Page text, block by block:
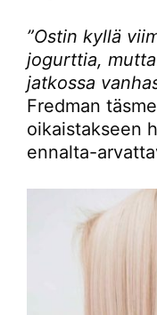
”Ostin kyllä
jogurttia,
jatkossa
Fredman
oikaistakseen
ennalta-